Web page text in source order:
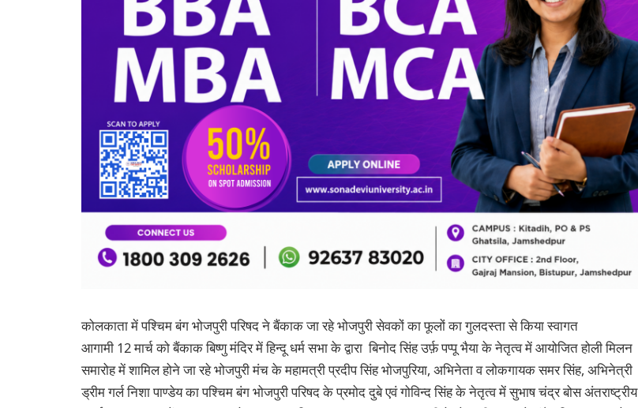
कोलकाता में पश्चिम बंग भोजपुरी परिषद ने बैंकाक जा रहे भोजपुरी सेवकों का फूलों का गुलदस्ता से किया स्वागत
आगामी 12 मार्च को बैंकाक बिष्णु मंदिर में हिन्दू धर्म सभा के द्वारा बिनोद सिंह उर्फ़ पप्पू भैया के नेतृत्व में आयोजित होली मिलन
समारोह में शामिल होने जा रहे भोजपुरी मंच के महामत्री प्रदीप सिंह भोजपुरिया, अभिनेता व लोकगायक समर सिंह, अभिनेत्री
ड्रीम गर्ल निशा पाण्डेय का पश्चिम बंग भोजपुरी परिषद के प्रमोद दुबे एवं गोविन्द सिंह के नेतृत्व में सुभाष चंद्र बोस अंतराष्ट्रीय